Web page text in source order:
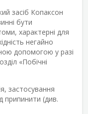
засіб Копаксон
бути
характерні для
негайно
допомогою у разі
«Побічні
застосування
припинити (див.